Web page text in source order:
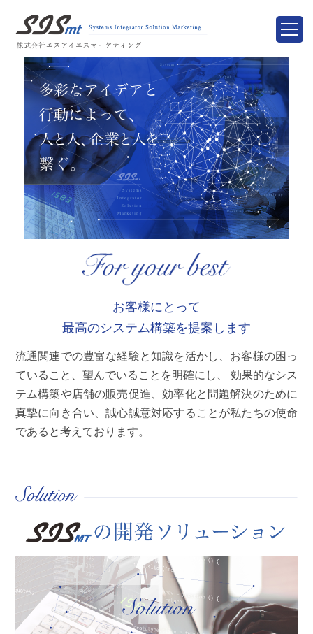
お客様にとって
最高のシステム構築を提案します
流通関連での豊富な経験と知識を活かし、お客様の困っ
ていること、望んでいることを明確にし、 効果的なシス
テム構築や店舗の販売促進、効率化と問題解決のために
真摯に向き合い、誠心誠意対応することが私たちの使命
であると考えております。